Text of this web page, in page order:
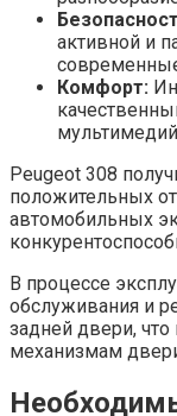
активной и
Комфорт:
Peugeot 308
положительных
автомобильных
В процессе
обслуживания и
задней двери,
механизмам